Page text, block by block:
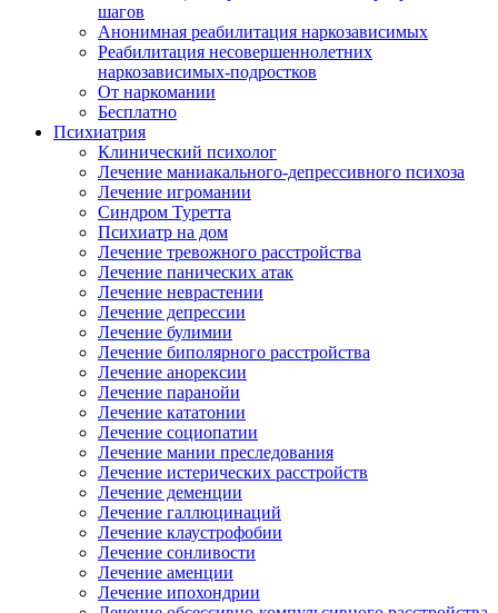
шагов
Анонимная реабилитация наркозависимых
Реабилитация несовершеннолетних
наркозависимых-подростков
От наркомании
Бесплатно
Психиатрия
Клинический психолог
Лечение маниакального-депрессивного психоза
Лечение игромании
Синдром Туретта
Психиатр на дом
Лечение тревожного расстройства
Лечение панических атак
Лечение неврастении
Лечение депрессии
Лечение булимии
Лечение биполярного расстройства
Лечение анорексии
Лечение паранойи
Лечение кататонии
Лечение социопатии
Лечение мании преследования
Лечение истерических расстройств
Лечение деменции
Лечение галлюцинаций
Лечение клаустрофобии
Лечение сонливости
Лечение аменции
Лечение ипохондрии